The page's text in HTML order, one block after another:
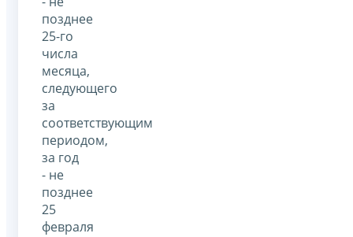
позднее
25-го
числа
месяца,
следующего
за
соответствующим
периодом,
за год
- не
позднее
25
февраля